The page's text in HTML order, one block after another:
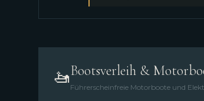
🚤Bootsverleih &
Führerscheinfreie Motorboote und